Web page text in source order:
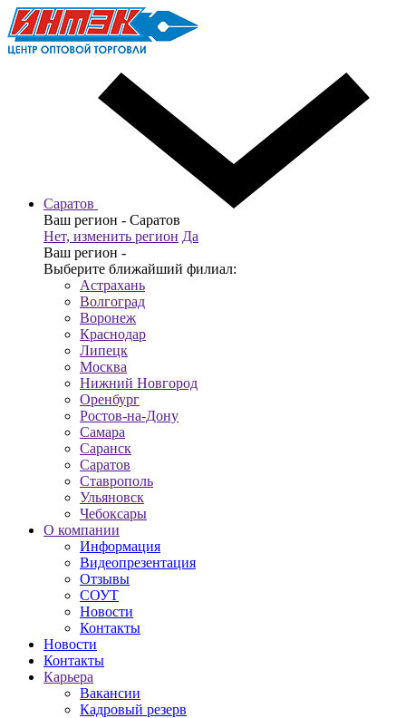
Саратов
Ваш регион - Саратов
Нет, изменить регион Да
Ваш регион -
Выберите ближайший филиал:
Астрахань
Волгоград
Воронеж
Краснодар
Липецк
Москва
Нижний Новгород
Оренбург
Ростов-на-Дону
Самара
Саранск
Саратов
Ставрополь
Ульяновск
Чебоксары
О компании
Информация
Видеопрезентация
Отзывы
СОУТ
Новости
Контакты
Новости
Контакты
Карьера
Вакансии
Кадровый резерв